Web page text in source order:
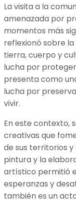
La visita a la
amenazada por
momentos más
reflexionó sobre
tierra, cuerpo y
lucha por
presenta como
lucha por
vivir.
En este contexto,
creativas que
de sus territorios
pintura y la
artístico permitió
esperanzas y
también es un